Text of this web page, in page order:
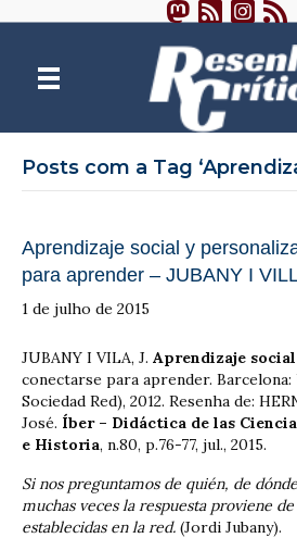
Posts com a Tag
Aprendizaje social y
para aprender – JUBANY I
1 de julho de 2015
JUBANY I VILA, J. Aprendizaje
conectarse para aprender. Barcelona:
Sociedad Red), 2012. Resenha de:
José. Íber – Didáctica de las
e Historia, n.80, p.76-77, jul., 2015.
Si nos preguntamos de quién, de
muchas veces la respuesta proviene
establecidas en la red. (Jordi Jubany).